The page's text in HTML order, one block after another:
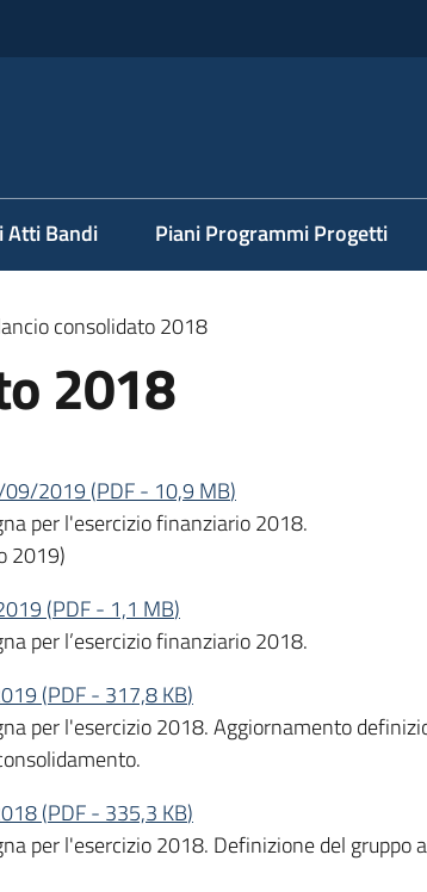
Atti Bandi Piani Programmi Progetti
consolidato 2018
2018
09/2019 (PDF- 10,9 MB)
per l'esercizio finanziario 2018.
2019)
(PDF- 1,1 MB)
per l’esercizio finanziario 2018.
(PDF- 317,8 KB)
per l'esercizio 2018. Aggiornamento
(PDF- 335,3 KB)
per l'esercizio 2018. Definizione del